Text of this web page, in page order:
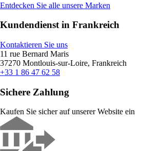
Entdecken Sie alle unsere Marken
Kundendienst in Frankreich
Kontaktieren Sie uns
11 rue Bernard Maris
37270 Montlouis-sur-Loire, Frankreich
+33 1 86 47 62 58
Sichere Zahlung
Kaufen Sie sicher auf unserer Website ein